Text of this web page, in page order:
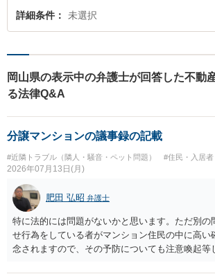
詳細条件 未選択
岡山県の表示中の弁護士が回答した不動
る法律Q&A
分譲マンションの議事録の記載
#近隣トラブル（隣人・騒音・ペット問題） #住民・入居者
2026年07月13日(月)
肥田 弘昭 弁護士
特に法的には問題がないかと思います。ただ別の
せ行為をしている者がマンション住民の中に高い
念されますので、その予防についても注意喚起等